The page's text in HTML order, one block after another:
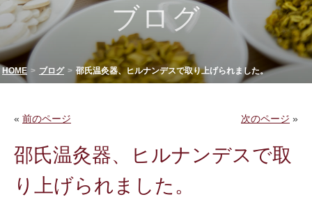
ブログ
HOME ブログ 邵氏温灸器、ヒルナンデスで取り上げられました。
« 前のページ 次のページ »
邵氏温灸器、ヒルナンデスで取
り上げられました。